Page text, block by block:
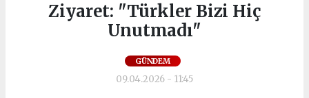
Ziyaret: "Türkler Bizi Hiç
Unutmadı"
GÜNDEM
09.04.2026 - 11:45